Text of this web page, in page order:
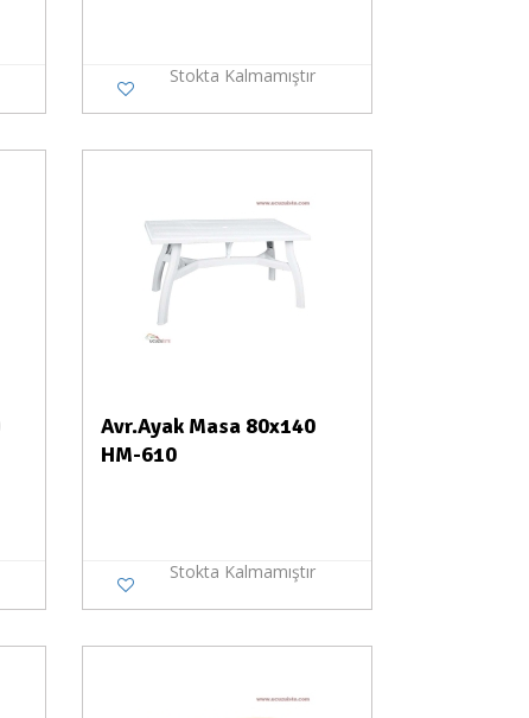
Stokta Kalmamıştır
Avr.Ayak Masa 80x140
HM-610
Stokta Kalmamıştır